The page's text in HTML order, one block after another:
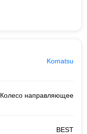
Komatsu
Колесо направляющее
BEST